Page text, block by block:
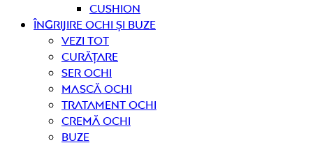
Cushion
Îngrijire OCHI ȘI BUZE
Vezi tot
curățare
Ser ochi
Mască ochi
Tratament ochi
Cremă ochi
Buze